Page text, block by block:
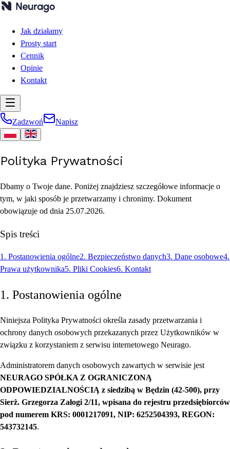
Jak działamy
Prosty start
Cennik
Opinie
Kontakt
Zadzwoń Napisz
Polityka Prywatności
Dbamy o Twoje dane. Poniżej znajdziesz szczegółowe informacje o
tym, w jaki sposób je przetwarzamy i chronimy. Dokument
obowiązuje od dnia 25.07.2026.
Spis treści
1. Postanowienia ogólne2. Bezpieczeństwo danych3. Dane osobowe4.
Prawa użytkownika5. Pliki Cookies6. Kontakt
1. Postanowienia ogólne
Niniejsza Polityka Prywatności określa zasady przetwarzania i
ochrony danych osobowych przekazanych przez Użytkowników w
związku z korzystaniem z serwisu internetowego Neurago.
Administratorem danych osobowych zawartych w serwisie jest
NEURAGO SPÓŁKA Z OGRANICZONĄ
ODPOWIEDZIALNOŚCIĄ z siedzibą w Będzin (42-500), przy
Sierż. Grzegorza Załogi 2/11, wpisana do rejestru przedsiębiorców
pod numerem KRS: 0001217091, NIP: 6252504393, REGON:
543732145.